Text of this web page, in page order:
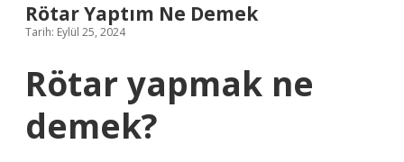
Rötar Yaptım Ne Demek
Tarih: Eylül 25, 2024
Rötar yapmak ne
demek?